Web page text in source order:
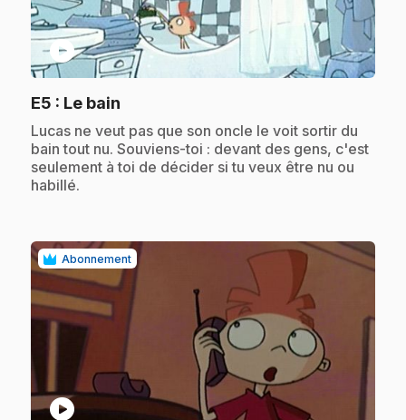
play_circle
E5 : Le bain
.Lucas ne veut pas que son oncle le voit sortir du
bain tout nu. Souviens-toi : devant des gens, c'est
seulement à toi de décider si tu veux être nu ou
habillé.
Abonnement
play_circle